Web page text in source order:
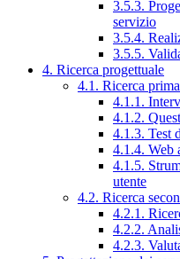
3.5.3.
servizio
3.5.4.
3.5.5.
4. Ricerca progettuale
4.1. Ricerca
4.1.1.
4.1.2.
4.1.3. Test
4.1.4. Web
4.1.5.
utente
4.2. Ricerca
4.2.1.
4.2.2.
4.2.3.